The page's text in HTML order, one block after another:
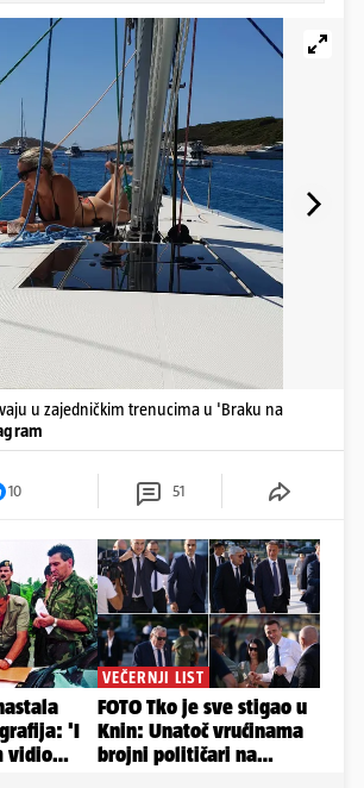
u zajedničkim trenucima u 'Braku na
10 51